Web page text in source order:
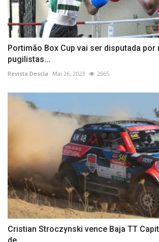
Portimão Box Cup vai ser disputada por
pugilistas...
Revista Descla Mai 26, 2023 2565
Cristian Stroczynski vence Baja TT